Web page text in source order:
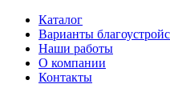
Каталог
Варианты
Наши работы
О компании
Контакты